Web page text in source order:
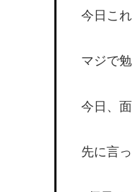
今日こ
マジで
今日、
先に言